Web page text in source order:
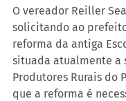
O vereador Reiller
solicitando ao
reforma da antiga
situada atualmente a
Produtores Rurais do
que a reforma é